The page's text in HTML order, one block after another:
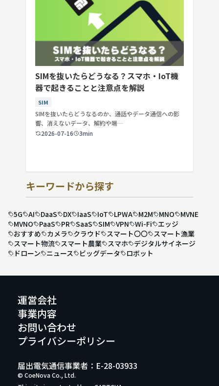
SIMを抜いたらどうなる？スマホ・IoT機
器で起きることと注意点を解説
SIM
SIMを抜いたらどうなるのか、通話やデータ通信への影
響、消えないデータ、解約や端…
2026-07-16
3min
キーワードから探す
5G AI DaaS DX IaaS IoT LPWA M2M MNO
MVNE
MVNO
PaaS PR SaaS SIM VPN Wi-Fi
エッジ
おすすめ
カメラ クラウド スマート〇〇
スマート漁業
スマート物流
スマート農業 スマホ
デジタルサイネージ
ドローン
ニュース ビッグデータ ロボット
運営会社
事業内容
お問い合わせ
プライバシーポリシー
© CoeNova Co., Ltd.
届出電気通信事業者：E-28-03933